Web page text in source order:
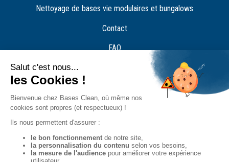
Nettoyage de bases vie modulaires et bungalows
Contact
FAQ
Plaquette Bases Clean
Nos agences
Demande de devis
Nos engagements RSE